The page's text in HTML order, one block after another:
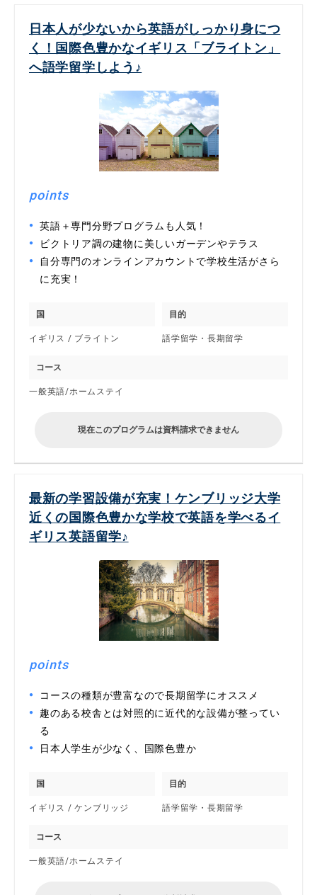
日本人が少ないから英語がしっかり身につ
く！国際色豊かなイギリス「ブライトン」
へ語学留学しよう♪
points
英語＋専門分野プログラムも人気！
ビクトリア調の建物に美しいガーデンやテラス
自分専門のオンラインアカウントで学校生活がさら
に充実！
国
イギリス / ブライトン
目的
語学留学・長期留学
コース
一般英語/ホームステイ
現在このプログラムは資料請求できません
最新の学習設備が充実！ケンブリッジ大学
近くの国際色豊かな学校で英語を学べるイ
ギリス英語留学♪
points
コースの種類が豊富なので長期留学にオススメ
趣のある校舎とは対照的に近代的な設備が整ってい
る
日本人学生が少なく、国際色豊か
国
イギリス / ケンブリッジ
目的
語学留学・長期留学
コース
一般英語/ホームステイ